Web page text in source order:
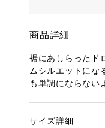
商品詳細
裾にあしらったド
ムシルエットにな
も単調にならない
ず、春先から着や
性別：レディース
サイズ詳細